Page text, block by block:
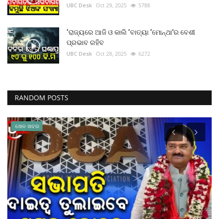
UBC Desk Oct 29, 2025 5788
‘ରାଜ୍ୟରେ ଆଜି ଓ କାଲି ‘ବାତ୍ୟା ‘ମୋନ୍ଥା’ର ବେଶୀ
ପ୍ରଭାବ ରହିବ
UBC Desk Oct 28, 2025 6272
RANDOM POSTS
ଖେଳ ଖବର